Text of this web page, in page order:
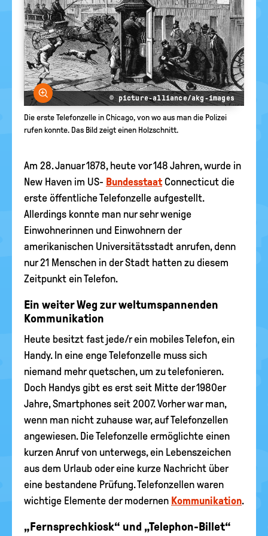
Bild vergrößern
© picture-alliance/akg-images
Die erste Telefonzelle in Chicago, von wo aus man die Polizei
rufen konnte. Das Bild zeigt einen Holzschnitt.
Am 28. Januar 1878, heute vor 148 Jahren, wurde in
New Haven im US- BundesstaatConnecticut die
erste öffentliche Telefonzelle aufgestellt.
Allerdings konnte man nur sehr wenige
Einwohnerinnen und Einwohnern der
amerikanischen Universitätsstadt anrufen, denn
nur 21 Menschen in der Stadt hatten zu diesem
Zeitpunkt ein Telefon.
Ein weiter Weg zur weltumspannenden
Kommunikation
Heute besitzt fast jede/r ein mobiles Telefon, ein
Handy. In eine enge Telefonzelle muss sich
niemand mehr quetschen, um zu telefonieren.
Doch Handys gibt es erst seit Mitte der 1980er
Jahre, Smartphones seit 2007. Vorher war man,
wenn man nicht zuhause war, auf Telefonzellen
angewiesen. Die Telefonzelle ermöglichte einen
kurzen Anruf von unterwegs, ein Lebenszeichen
aus dem Urlaub oder eine kurze Nachricht über
eine bestandene Prüfung. Telefonzellen waren
wichtige Elemente der modernen Kommunikation.
„Fernsprechkiosk“ und „Telephon-Billet“